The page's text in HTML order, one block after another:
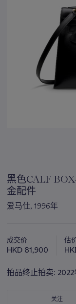
黑色CALF
金配件
爱马仕, 1996年
于
此
品
成交价
HKD 81,900
估
拍品终止拍卖: 2022
关注